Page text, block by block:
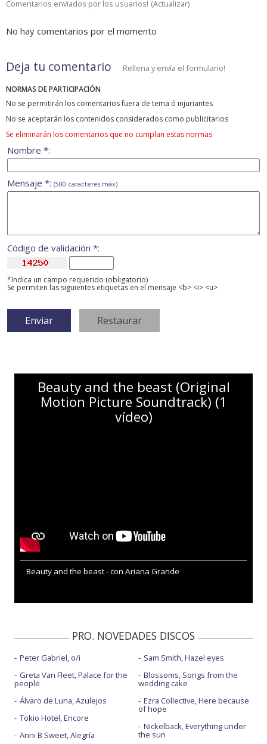
Comentarios enviados por los usuarios! (Actualizar)
No hay comentarios por el momento
Deja tu comentario Rellena y envía el formulario!
NORMAS DE PARTICIPACIÓN
No se permitirán los comentarios fuera de tema ó injuriantes
No se aceptarán los contenidos considerados como publicitarios
Se eliminarán los comentarios que no cumplan estas normas
Nombre *:
Mensaje *: (500 caracteres máx)
Código de validación *:
*Indica un campo requerido (obligatorio)
Se permiten las siguientes etiquetas en el mensaje <b> <i> <u>
Beauty and the beast (Original
Motion Picture Soundtrack) (1
vídeo)
Beauty and the beast - con Ariana Grande
PRO. NOVEDADES DISCOS
Peter Gabriel, o/i
Greta Van Fleet, Palace for the
people
Álvaro de Luna, Azulejos
Tokio Hotel, Encore
Anni B Sweet, Alegría
Sam Smith, Hazel eyes
Blossoms, Songs from the
wedding cake
Ezra Collective, Here because
of hope
Nickelback, Everything under
the sun